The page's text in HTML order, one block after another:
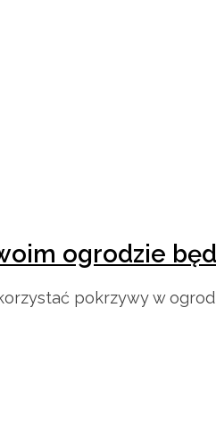
ogrodzie
pokrzywy w